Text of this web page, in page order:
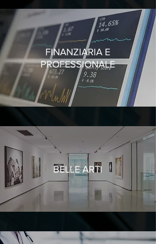
FINANZIARIA E
PROFESSIONALE
BELLE ARTI